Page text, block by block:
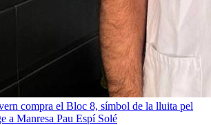
compra el Bloc 8, símbol de la lluita pel
a Manresa Pau Espí Solé